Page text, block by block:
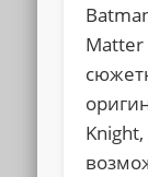
Matter